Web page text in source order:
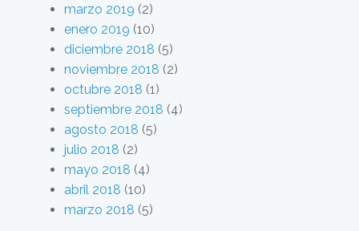
marzo 2019 (2)
enero 2019 (10)
diciembre 2018 (5)
noviembre 2018 (2)
octubre 2018 (1)
septiembre 2018 (4)
agosto 2018 (5)
julio 2018 (2)
mayo 2018 (4)
abril 2018 (10)
marzo 2018 (5)